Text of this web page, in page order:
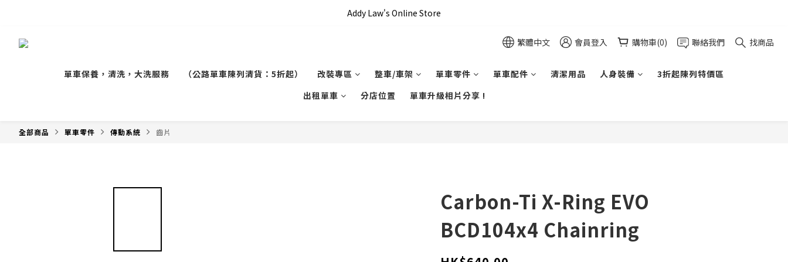
全單滿 HKD$1000 即享本地免運費優惠!!
Addy Law's Online Store
繁體中文 會員登入 購物車(0) 聯絡我們 找商品
單車保養，清洗，大洗服務 （公路單車陳列清貨：5折起） 改裝專區 整車/車架 單車零件 單車配件 清潔用品 人身裝備
3折起陳列特價區
出租單車
分店位置 單車升級相片分享 !
全部商品 單車零件 傳動系統 齒片
Carbon-Ti X-Ring EVO
BCD104x4 Chainring